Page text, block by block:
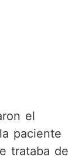
el
paciente
trataba de